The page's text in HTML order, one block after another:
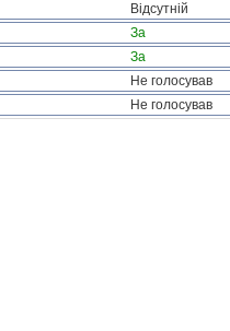
Відсутній
За
За
Не голосував
Не голосував